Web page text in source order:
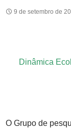
9 de setembro de
Dinâmica
O Grupo de